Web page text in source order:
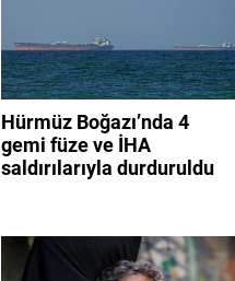
Hürmüz Boğazı’nda 4
gemi füze ve İHA
saldırılarıyla durduruldu